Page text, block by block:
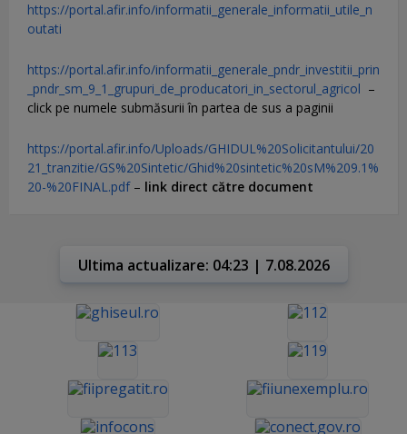
https://portal.afir.info/informatii_generale_informatii_utile_n
outati
https://portal.afir.info/informatii_generale_pndr_investitii_prin
_pndr_sm_9_1_grupuri_de_producatori_in_sectorul_agricol –
click pe numele submăsurii în partea de sus a paginii
https://portal.afir.info/Uploads/GHIDUL%20Solicitantului/20
21_tranzitie/GS%20Sintetic/Ghid%20sintetic%20sM%209.1%
20-%20FINAL.pdf– link direct către document
Ultima actualizare: 04:23 | 7.08.2026